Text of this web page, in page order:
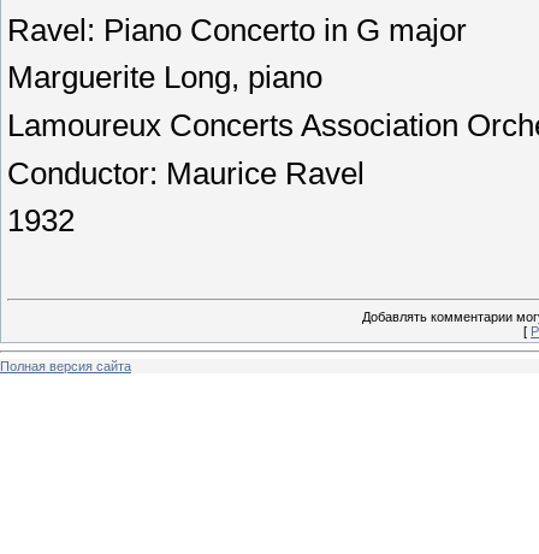
Ravel: Piano Concerto in G major
Marguerite Long, piano
Lamoureux Concerts Association
Conductor: Maurice Ravel
1932
Добавлять комментарии
[
Полная версия сайта